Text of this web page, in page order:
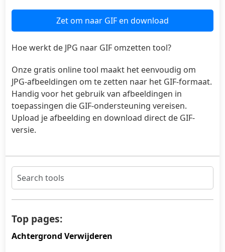
Zet om naar GIF en download
Hoe werkt de JPG naar GIF omzetten tool?
Onze gratis online tool maakt het eenvoudig om
JPG-afbeeldingen om te zetten naar het GIF-formaat.
Handig voor het gebruik van afbeeldingen in
toepassingen die GIF-ondersteuning vereisen.
Upload je afbeelding en download direct de GIF-
versie.
Top pages:
Achtergrond Verwijderen